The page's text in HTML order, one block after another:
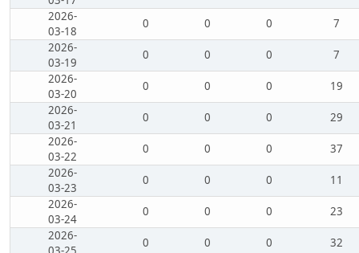
2026-
03-18
0 0 0
7
2026-
03-19
0 0 0
7
2026-
03-20
0 0 0
19
2026-
03-21
0 0 0
29
2026-
03-22
0 0 0
37
2026-
03-23
0 0 0
11
2026-
03-24
0 0 0
23
2026-
0 0 0 32